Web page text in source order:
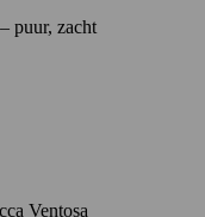
puur, zacht